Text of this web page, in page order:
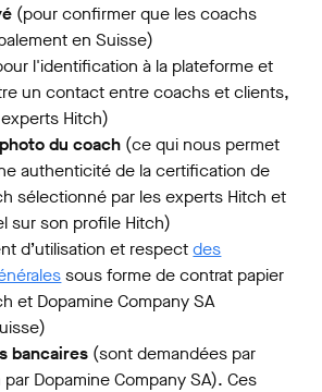
(pour confirmer que les coachs
en Suisse)
l'identification à la plateforme et
un contact entre coachs et clients,
Hitch)
du coach (ce qui nous permet
authenticité de la certification de
sélectionné par les experts Hitch et
sur son profile Hitch)
d’utilisation et respect des
sous forme de contrat papier
et Dopamine Company SA
bancaires (sont demandées par
Dopamine Company SA). Ces